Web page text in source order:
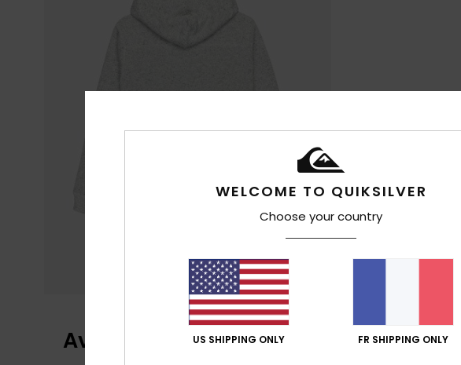
Avis clients
WELCOME TO QUIKSILVER
Choose your country
US SHIPPING ONLY FR SHIPPING ONLY